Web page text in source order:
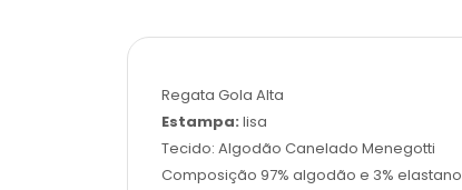
Regata Gola Alta
Estampa: lisa
Tecido: Algodão Canelado Menegotti
Composição 97% algodão e 3% elastano